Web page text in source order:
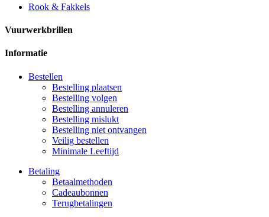
Rook & Fakkels
Vuurwerkbrillen
Informatie
Bestellen
Bestelling plaatsen
Bestelling volgen
Bestelling annuleren
Bestelling mislukt
Bestelling niet ontvangen
Veilig bestellen
Minimale Leeftijd
Betaling
Betaalmethoden
Cadeaubonnen
Terugbetalingen